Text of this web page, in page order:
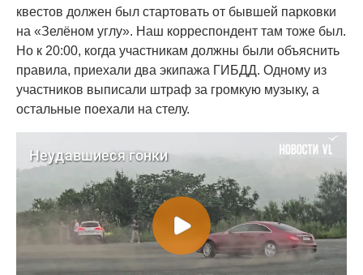
квестов должен был стартовать от бывшей парковки
на «Зелёном углу». Наш корреспондент там тоже был.
Но к 20:00, когда участникам должны были объяснить
правила, приехали два экипажа ГИБДД. Одному из
участников выписали штраф за громкую музыку, а
остальные поехали на стелу.